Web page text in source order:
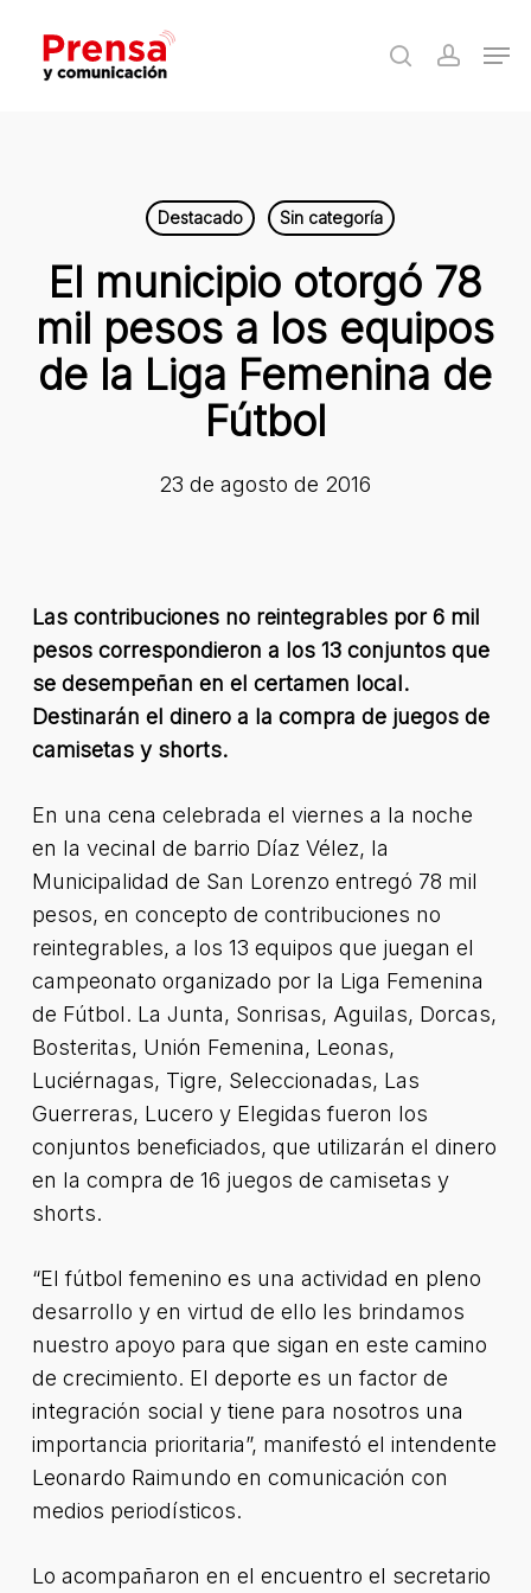
main
search
Destacado Sin categoría
El municipio otorgó 78
mil pesos a los equipos
de la Liga Femenina de
Fútbol
23 de agosto de 2016
Las contribuciones no reintegrables por 6 mil
pesos correspondieron a los 13 conjuntos que
se desempeñan en el certamen local.
Destinarán el dinero a la compra de juegos de
camisetas y shorts.
En una cena celebrada el viernes a la noche
en la vecinal de barrio Díaz Vélez, la
Municipalidad de San Lorenzo entregó 78 mil
pesos, en concepto de contribuciones no
reintegrables, a los 13 equipos que juegan el
campeonato organizado por la Liga Femenina
de Fútbol. La Junta, Sonrisas, Aguilas, Dorcas,
Bosteritas, Unión Femenina, Leonas,
Luciérnagas, Tigre, Seleccionadas, Las
Guerreras, Lucero y Elegidas fueron los
conjuntos beneficiados, que utilizarán el dinero
en la compra de 16 juegos de camisetas y
shorts.
“El fútbol femenino es una actividad en pleno
desarrollo y en virtud de ello les brindamos
nuestro apoyo para que sigan en este camino
de crecimiento. El deporte es un factor de
integración social y tiene para nosotros una
importancia prioritaria”, manifestó el intendente
Leonardo Raimundo en comunicación con
medios periodísticos.
Lo acompañaron en el encuentro el secretario